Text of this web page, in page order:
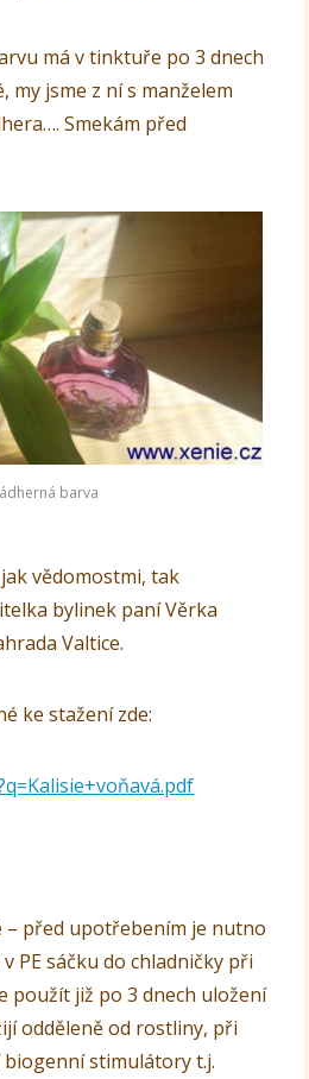
má v tinktuře po 3 dnech
my jsme z ní s manželem
Smekám před
barva
vědomostmi, tak
bylinek paní Věrka
Valtice.
ke stažení zde:
– před upotřebením je nutno
PE sáčku do chladničky při
použít již po 3 dnech uložení
odděleně od rostliny, při
stimulátory t.j.